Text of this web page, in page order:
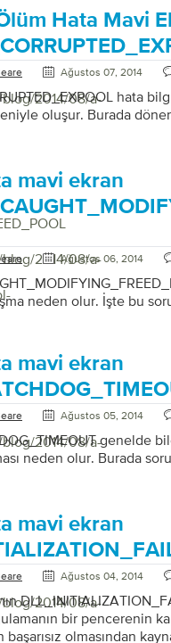
2014/08/a-
Hata Mavi
Ağustos 07, 2014
hata
oluşur. Burada
2014/08/a-
mavi ekran
Ağustos 06, 2014
neden olur. İşte bu
2014/08/a-
mavi ekran
Ağustos 05, 2014
genelde
neden olur. Burada
2014/08/a-
mavi ekran
Ağustos 04, 2014
bir pencerenin
başarısız olmasından